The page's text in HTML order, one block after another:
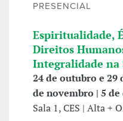
PRESENCIAL
Espiritualidade,
Direitos
Integralidade na
24 de outubro e 29
de novembro | 5
Sala 1, CES | Alta +